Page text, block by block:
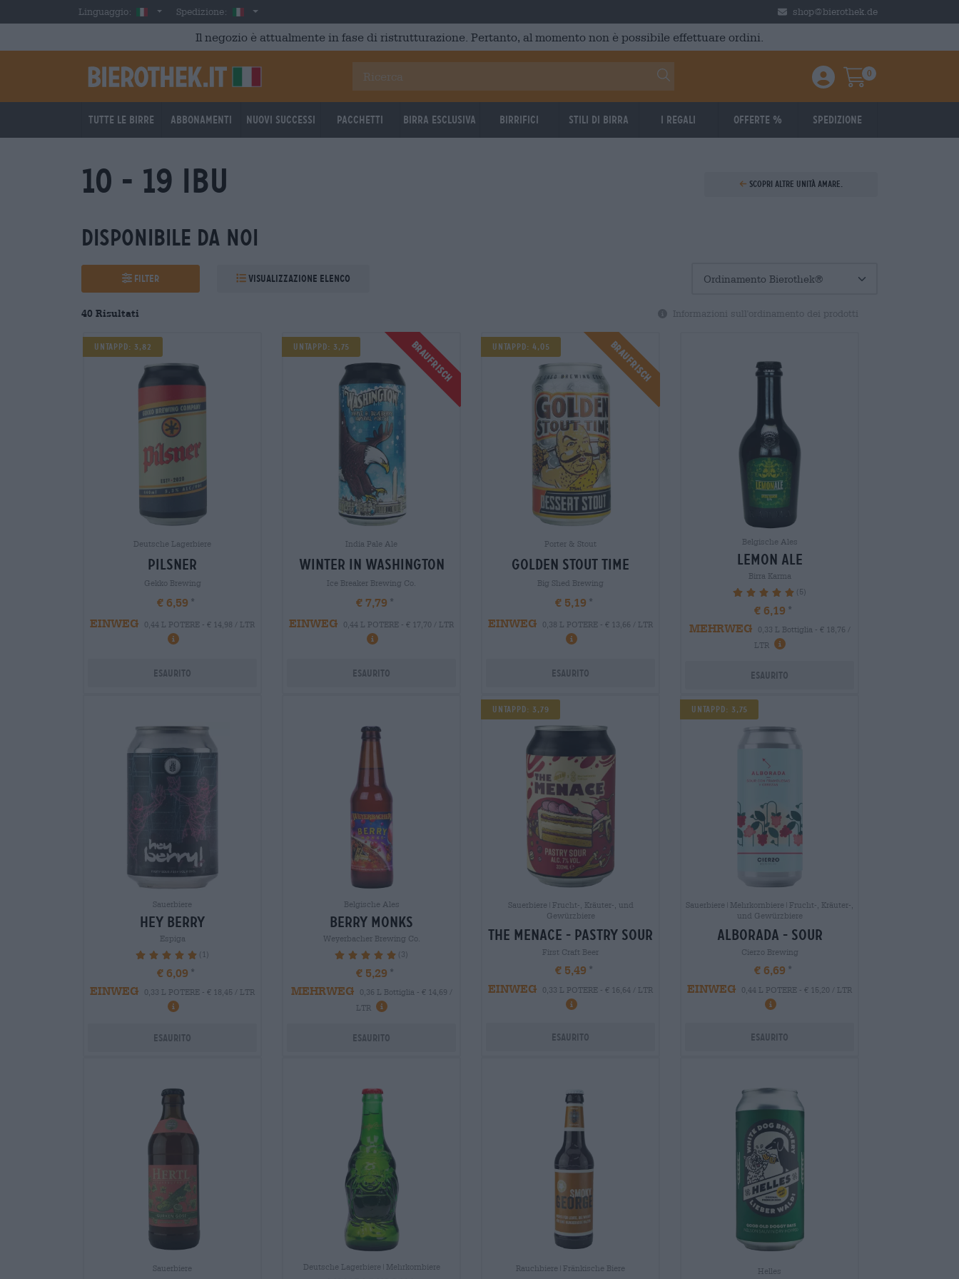
Skip to main contentLinguaggio: ItalianSpedizione: Italia shop@bierothek.de
Il negozio è attualmente in fase di ristrutturazione. Pertanto, al momento non è possibile effettuare ordini.
Einloggen / Anmelden
Warenkorb
0
Tutte le birre Abbonamenti Nuovi successi Pacchetti Birra Esclusiva Birrifici Stili di birra I regali Offerte % Spedizione
10 - 19 IBU Scopri altre unità amare.
Disponibile da noi
Filter Visualizzazione elenco
40 Risultati Informazioni sull'ordinamento dei prodotti
Untappd: 3,82
Deutsche Lagerbiere
pilsner
Gekko Brewing
€ 6,59
EINWEG
0,44 L POTERE - € 14,98 / LTR
Esaurito
Braufrisch
Untappd: 3,75
India Pale Ale
winter in washington
Ice Breaker Brewing Co.
€ 7,79
EINWEG
0,44 L POTERE - € 17,70 / LTR
Esaurito
Braufrisch
UNTAPPD: 4,05
Porter & Stout
golden stout time
Big Shed Brewing
€ 5,19
EINWEG
0,38 L POTERE - € 13,66 / LTR
Esaurito
Belgische Ales
lemon ale
Birra Karma
100% (5)
€ 6,19
MEHRWEG
0,33 L Bottiglia - € 18,76 /
LTR
Esaurito
Sauerbiere
hey berry
Espiga
100% (1)
€ 6,09
EINWEG
0,33 L POTERE - € 18,45 / LTR
Esaurito
Belgische Ales
berry monks
Weyerbacher Brewing Co.
100% (3)
€ 5,29
MEHRWEG
0,36 L Bottiglia - € 14,69 /
LTR
Esaurito
Untappd: 3,79
Sauerbiere|Frucht-, Kräuter-, und
Gewürzbiere
the menace - pastry sour
First Craft Beer
€ 5,49
EINWEG
0,33 L POTERE - € 16,64 / LTR
Esaurito
UNTAPPD: 3,75
Sauerbiere|Mehrkornbiere|Frucht-, Kräuter-,
und Gewürzbiere
alborada - sour
Cierzo Brewing
€ 6,69
EINWEG
0,44 L POTERE - € 15,20 / LTR
Esaurito
Sauerbiere Deutsche Lagerbiere|Mehrkornbiere Rauchbiere|Fränkische Biere Helles